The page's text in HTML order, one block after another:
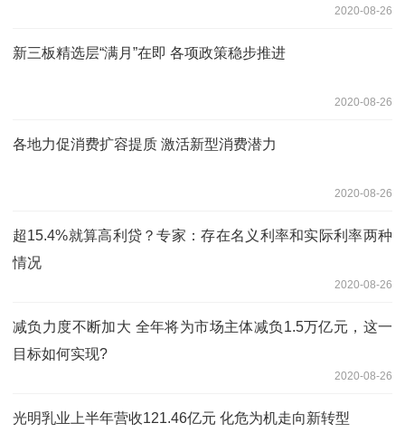
2020-08-26
新三板精选层“满月”在即 各项政策稳步推进
2020-08-26
各地力促消费扩容提质 激活新型消费潜力
2020-08-26
超15.4%就算高利贷？专家：存在名义利率和实际利率两种
情况
2020-08-26
减负力度不断加大 全年将为市场主体减负1.5万亿元，这一
目标如何实现?
2020-08-26
光明乳业上半年营收121.46亿元 化危为机走向新转型